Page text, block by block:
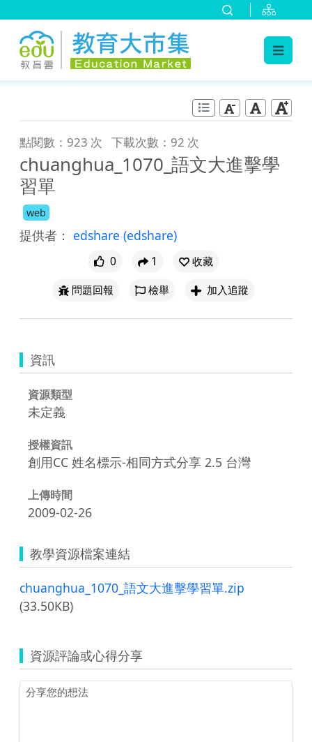
點閱數：923 次 下載次數：92 次
chuanghua_1070_語文大進擊學
習單
web
提供者： edshare (edshare)
0 1
收藏
問題回報
檢舉 加入追蹤
資訊
資源類型
未定義
授權資訊
創用CC 姓名標示-相同方式分享 2.5 台灣
上傳時間
2009-02-26
教學資源檔案連結
chuanghua_1070_語文大進擊學習單.zip
(33.50KB)
資源評論或心得分享